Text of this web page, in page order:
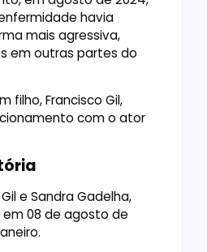
havia
mais agressiva,
em outras partes do
filho, Francisco Gil,
com o ator
e Sandra Gadelha,
em 08 de agosto de